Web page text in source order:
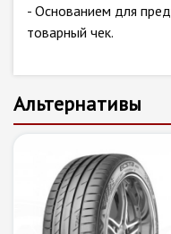
- Основанием для
товарный чек.
Альтернативы